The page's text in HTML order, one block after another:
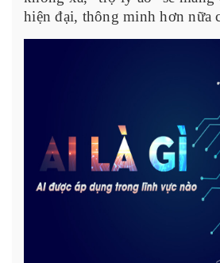
hiện đại, thông minh hơn nữa